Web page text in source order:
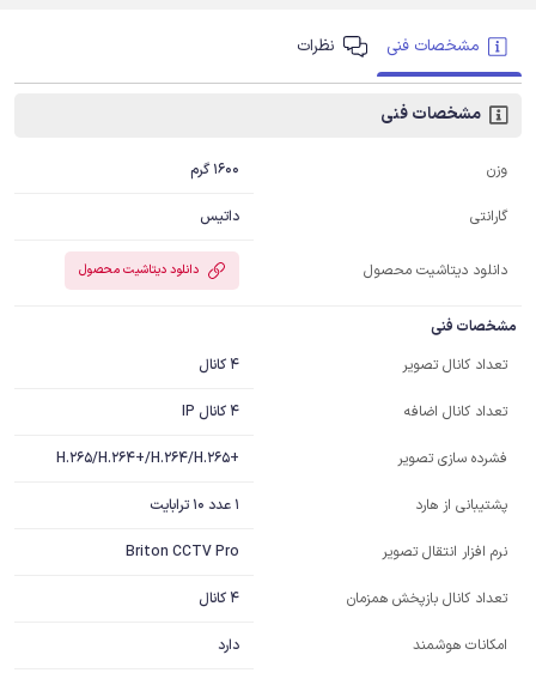
مشخصات فنی نظرات
مشخصات فنی
وزن 1600 گرم
گارانتی داتیس
دانلود دیتاشیت محصول دانلود دیتاشیت محصول
مشخصات فنی
تعداد کانال تصویر
4 کانال
تعداد کانال اضافه 4 کانال IP
فشرده سازی تصویر +H.265/H.264+/H.264/H.265
پشتیبانی از هارد 1 عدد 10 ترابایت
نرم افزار انتقال تصویر Briton CCTV Pro
تعداد کانال بازپخش همزمان 4 کانال
امکانات هوشمند دارد